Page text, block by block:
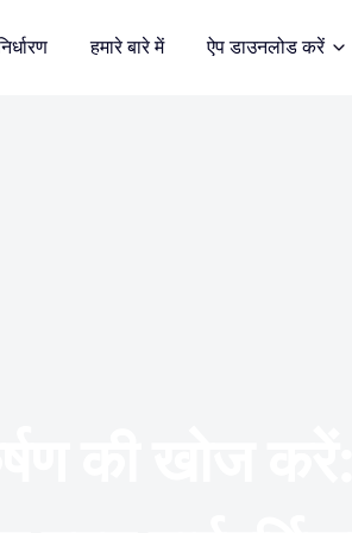
हमारे बारे में ऐप डाउनलोड करें